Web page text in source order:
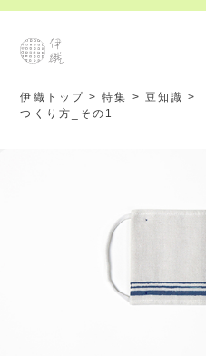
伊織トップ >特集 > 豆知識 >
つくり方_その1